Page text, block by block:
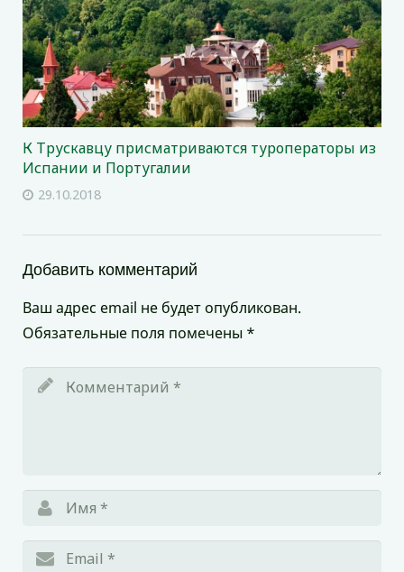
К Трускавцу присматриваются туроператоры из
Испании и Португалии
29.10.2018
Добавить комментарий
Ваш адрес email не будет опубликован.
Обязательные поля помечены *